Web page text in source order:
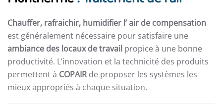
Chauffer, rafraichir, humidifier l’ air de compensation
est généralement nécessaire pour satisfaire une
ambiance des locaux de travail propice à une bonne
productivité. L’innovation et la technicité des produits
permettent à COPAIRde proposer les systèmes les
mieux appropriés à chaque situation.